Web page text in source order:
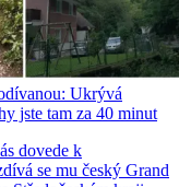
Ukrývá
jste tam za 40 minut
dovede k
se mu český Grand